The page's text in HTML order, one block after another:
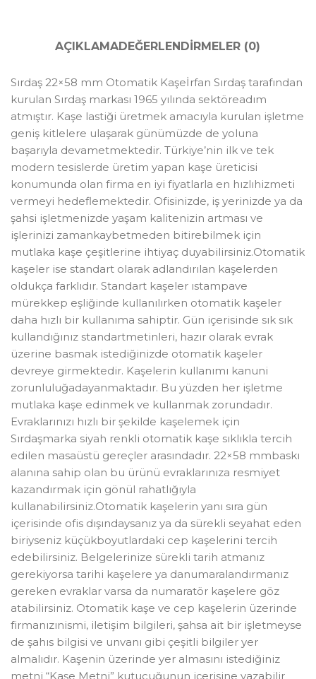
AÇIKLAMADEĞERLENDIRMELER (0)
Sırdaş 22×58 mm Otomatik Kaşeİrfan Sırdaş tarafından
kurulan Sırdaş markası 1965 yılında sektöreadım
atmıştır. Kaşe lastiği üretmek amacıyla kurulan işletme
geniş kitlelere ulaşarak günümüzde de yoluna
başarıyla devametmektedir. Türkiye’nin ilk ve tek
modern tesislerde üretim yapan kaşe üreticisi
konumunda olan firma en iyi fiyatlarla en hızlıhizmeti
vermeyi hedeflemektedir. Ofisinizde, iş yerinizde ya da
şahsi işletmenizde yaşam kalitenizin artması ve
işlerinizi zamankaybetmeden bitirebilmek için
mutlaka kaşe çeşitlerine ihtiyaç duyabilirsiniz.Otomatik
kaşeler ise standart olarak adlandırılan kaşelerden
oldukça farklıdır. Standart kaşeler ıstampave
mürekkep eşliğinde kullanılırken otomatik kaşeler
daha hızlı bir kullanıma sahiptir. Gün içerisinde sık sık
kullandığınız standartmetinleri, hazır olarak evrak
üzerine basmak istediğinizde otomatik kaşeler
devreye girmektedir. Kaşelerin kullanımı kanuni
zorunluluğadayanmaktadır. Bu yüzden her işletme
mutlaka kaşe edinmek ve kullanmak zorundadır.
Evraklarınızı hızlı bir şekilde kaşelemek için
Sırdaşmarka siyah renkli otomatik kaşe sıklıkla tercih
edilen masaüstü gereçler arasındadır. 22×58 mmbaskı
alanına sahip olan bu ürünü evraklarınıza resmiyet
kazandırmak için gönül rahatlığıyla
kullanabilirsiniz.Otomatik kaşelerin yanı sıra gün
içerisinde ofis dışındaysanız ya da sürekli seyahat eden
biriyseniz küçükboyutlardaki cep kaşelerini tercih
edebilirsiniz. Belgelerinize sürekli tarih atmanız
gerekiyorsa tarihi kaşelere ya danumaralandırmanız
gereken evraklar varsa da numaratör kaşelere göz
atabilirsiniz. Otomatik kaşe ve cep kaşelerin üzerinde
firmanızınismi, iletişim bilgileri, şahsa ait bir işletmeyse
de şahıs bilgisi ve unvanı gibi çeşitli bilgiler yer
almalıdır. Kaşenin üzerinde yer almasını istediğiniz
metni “Kaşe Metni” kutucuğunun içerisine yazabilir